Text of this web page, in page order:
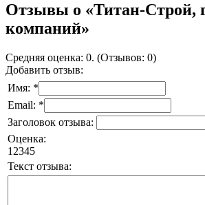
Отзывы о «Титан-Строй,
компаний»
Средняя оценка: 0. (Отзывов: 0)
Добавить отзыв:
Имя: *
Email: *
Заголовок отзыва:
Оценка:
1 2345
Текст отзыва: